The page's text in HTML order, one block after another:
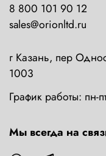
8 800 101 90 12
sales@orionltd.ru
г Казань, пер
1003
График работы: пн-
Мы всегда на